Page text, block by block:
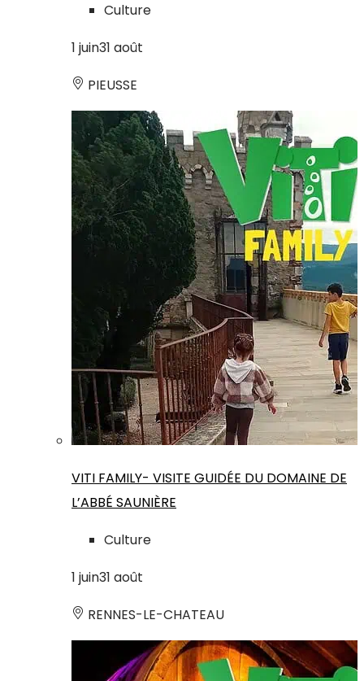
Culture
1 juin31 août
PIEUSSE
VITI FAMILY- VISITE GUIDÉE DU DOMAINE DE
L’ABBÉ SAUNIÈRE
Culture
1 juin31 août
RENNES-LE-CHATEAU